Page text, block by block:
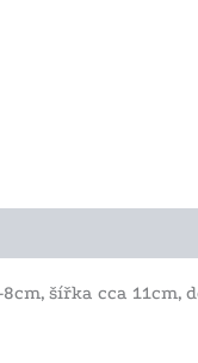
šířka cca 11cm,